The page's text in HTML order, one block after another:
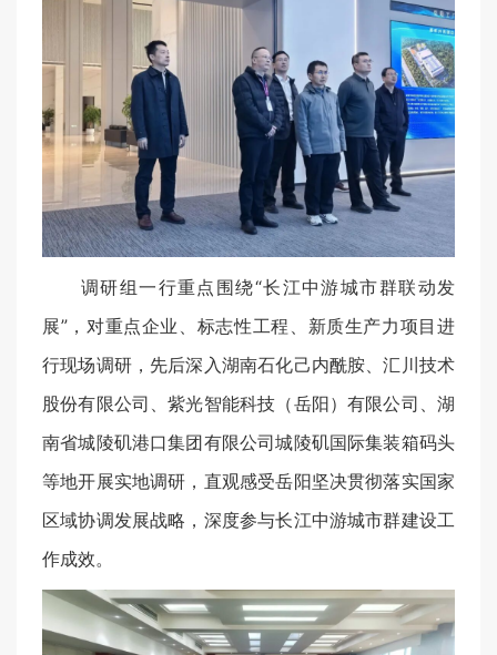
调研组一行重点围绕“长江中游城市群联动发
展”，对重点企业、标志性工程、新质生产力项目进
行现场调研，先后深入湖南石化己内酰胺、汇川技术
股份有限公司、紫光智能科技（岳阳）有限公司、湖
南省城陵矶港口集团有限公司城陵矶国际集装箱码头
等地开展实地调研，直观感受岳阳坚决贯彻落实国家
区域协调发展战略，深度参与长江中游城市群建设工
作成效。